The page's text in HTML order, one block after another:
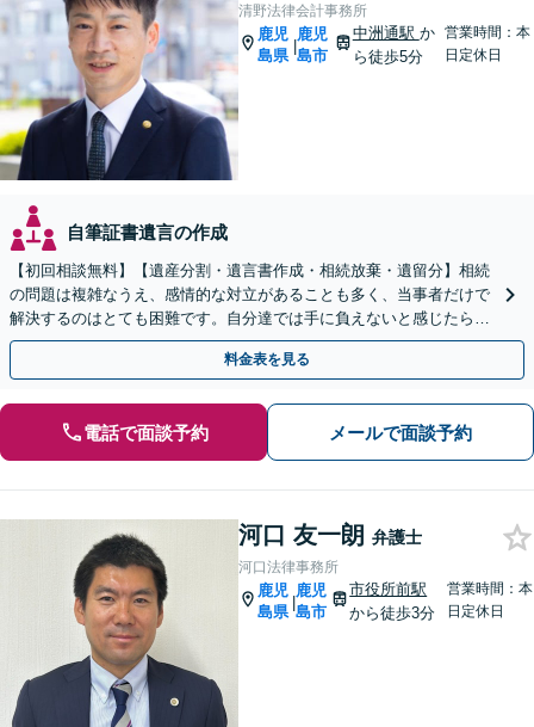
清野法律会計事務所
鹿児
島県
|
鹿児
島市
中洲通駅 か
ら徒歩5分
営業時間：本
日定休日
自筆証書遺言の作成
【初回相談無料】【遺産分割・遺言書作成・相続放棄・遺留分】相続
の問題は複雑なうえ、感情的な対立があることも多く、当事者だけで
解決するのはとても困難です。自分達では手に負えないと感じたら、
お早めにご相談ください。
料金表を見る
電話で面談予約 メールで面談予約
河口 友一朗 弁護士
河口法律事務所
鹿児
島県
|
鹿児
島市
市役所前駅
から徒歩3分
営業時間：本
日定休日